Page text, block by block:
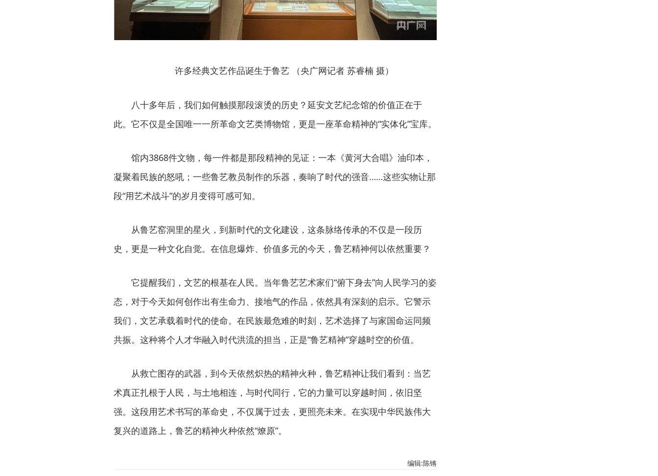
许多经典文艺作品诞生于鲁艺 （央广网记者 苏睿楠 摄）
八十多年后，我们如何触摸那段滚烫的历史？延安文艺纪念馆的价值正在于
此。它不仅是全国唯一一所革命文艺类博物馆，更是一座革命精神的“实体化”宝库。
馆内3868件文物，每一件都是那段精神的见证：一本《黄河大合唱》油印本，
凝聚着民族的怒吼；一些鲁艺教员制作的乐器，奏响了时代的强音……这些实物让那
段“用艺术战斗”的岁月变得可感可知。
从鲁艺窑洞里的星火，到新时代的文化建设，这条脉络传承的不仅是一段历
史，更是一种文化自觉。在信息爆炸、价值多元的今天，鲁艺精神何以依然重要？
它提醒我们，文艺的根基在人民。当年鲁艺艺术家们“俯下身去”向人民学习的姿
态，对于今天如何创作出有生命力、接地气的作品，依然具有深刻的启示。它警示
我们，文艺承载着时代的使命。在民族最危难的时刻，艺术选择了与家国命运同频
共振。这种将个人才华融入时代洪流的担当，正是“鲁艺精神”穿越时空的价值。
从救亡图存的武器，到今天依然炽热的精神火种，鲁艺精神让我们看到：当艺
术真正扎根于人民，与土地相连，与时代同行，它的力量可以穿越时间，依旧坚
强。这段用艺术书写的革命史，不仅属于过去，更照亮未来。在实现中华民族伟大
复兴的道路上，鲁艺的精神火种依然“燎原”。
编辑:陈锵